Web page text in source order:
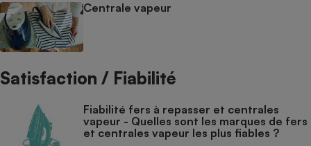
Centrale vapeur
Satisfaction / Fiabilité
Fiabilité fers à repasser et centrales
vapeur - Quelles sont les marques de fers
et centrales vapeur les plus fiables ?